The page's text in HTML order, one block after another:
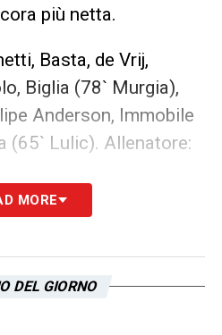
più netta.
Basta, de Vrij,
Biglia (78` Murgia),
Anderson, Immobile
(65` Lulic). Allenatore:
MORE
DEL GIORNO